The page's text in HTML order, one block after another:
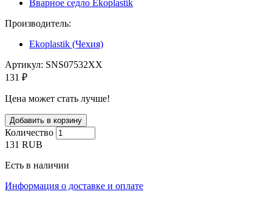
Вварное седло Ekoplastik
Производитель:
Ekoplastik (Чехия)
Артикул: SNS07532XX
131 ₽
Цена может стать лучше!
Количество
131 RUB
Есть в наличии
Информация о доставке и оплате